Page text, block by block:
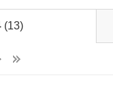
(13)